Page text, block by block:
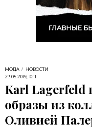
МОДА
НОВОСТИ
23.05.2019, 10:11
Karl Lagerfeld
образы из
Оливией